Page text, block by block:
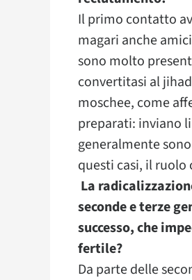
Il primo contatto
magari anche
sono molto
convertitasi al
moschee, come
preparati: inviano
generalmente
questi casi, il ruolo
La
seconde e terze
successo, che
fertile?
Da parte delle